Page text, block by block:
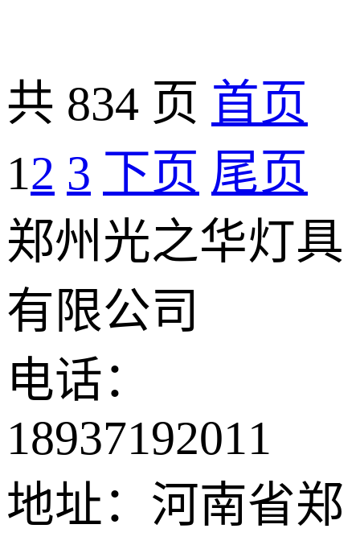
共 834 页 首页
12 3 下页 尾页
郑州光之华灯具
有限公司
电话：
18937192011
地址：河南省郑